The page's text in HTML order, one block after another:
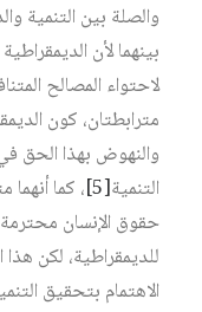
والصلة بين التنمية
بينهما لأن
لاحتواء المصالح
مترابطتان، كون
والنهوض بهذا الحق
التنمية[5]
، كما
حقوق الإنسان
للديمقراطية، لكن
الاهتمام بتحقيق